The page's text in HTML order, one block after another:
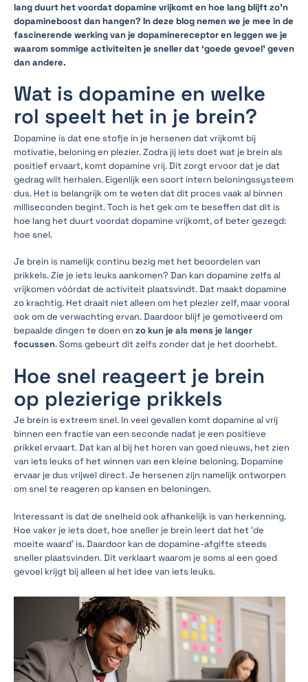
lang duurt het voordat dopamine vrijkomt en hoe lang blijft zo’n
dopamineboost dan hangen? In deze blog nemen we je mee in de
fascinerende werking van je dopaminereceptor en leggen we je
waarom sommige activiteiten je sneller dat ‘goede gevoel’ geven
dan andere.
Wat is dopamine en welke
rol speelt het in je brein?
Dopamine is dat ene stofje in je hersenen dat vrijkomt bij
motivatie, beloning en plezier. Zodra jij iets doet wat je brein als
positief ervaart, komt dopamine vrij. Dit zorgt ervoor dat je dat
gedrag wilt herhalen. Eigenlijk een soort intern beloningssysteem
dus. Het is belangrijk om te weten dat dit proces vaak al binnen
milliseconden begint. Toch is het gek om te beseffen dat dit is
hoe lang het duurt voordat dopamine vrijkomt, of beter gezegd:
hoe snel.
Je brein is namelijk continu bezig met het beoordelen van
prikkels. Zie je iets leuks aankomen? Dan kan dopamine zelfs al
vrijkomen vóórdat de activiteit plaatsvindt. Dat maakt dopamine
zo krachtig. Het draait niet alleen om het plezier zelf, maar vooral
ook om de verwachting ervan. Daardoor blijf je gemotiveerd om
bepaalde dingen te doen en zo kun je als mens je langer
focussen. Soms gebeurt dit zelfs zonder dat je het doorhebt.
Hoe snel reageert je brein
op plezierige prikkels
Je brein is extreem snel. In veel gevallen komt dopamine al vrij
binnen een fractie van een seconde nadat je een positieve
prikkel ervaart. Dat kan al bij het horen van goed nieuws, het zien
van iets leuks of het winnen van een kleine beloning. Dopamine
ervaar je dus vrijwel direct. Je hersenen zijn namelijk ontworpen
om snel te reageren op kansen en beloningen.
Interessant is dat de snelheid ook afhankelijk is van herkenning.
Hoe vaker je iets doet, hoe sneller je brein leert dat het ‘de
moeite waard’ is. Daardoor kan de dopamine-afgifte steeds
sneller plaatsvinden. Dit verklaart waarom je soms al een goed
gevoel krijgt bij alleen al het idee van iets leuks.